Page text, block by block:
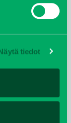
tiedot